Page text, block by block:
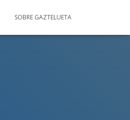
SOBRE GAZTELUETA